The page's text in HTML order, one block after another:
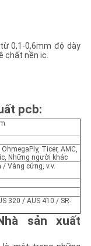
0,1-0,6mm độ dày
chất nền ic.
pcb:
Ticer, AMC,
Những người khác
/ Vàng cứng, v.v.
320 / AUS 410 / SR-
sản xuất